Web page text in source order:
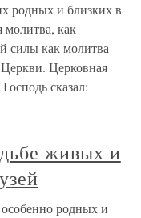
родных и близких в
как
силы как молитва
Церковная
сказал:
живых и
родных и